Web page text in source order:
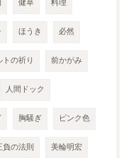
健草 料理
ほうき 必然
の祈り 前かがみ
人間ドック
胸騒ぎ ピンク色
負の法則 美輪明宏